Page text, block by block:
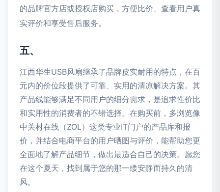
的品牌官方店或授权店购买，方便比价、查看用户真
实评价和享受售后服务。
五、
江西华生USB风扇继承了品牌皮实耐用的特点，在百
元内的价位段提供了可靠、实用的清凉解决方案。其
产品线能够满足不同用户的细分需求，是追求性价比
和实用性的消费者的不错选择。在购买前，多浏览像
中关村在线（ZOL）这类专业IT门户的产品库和报
价，并结合电商平台的用户晒图与评价，能帮助您更
全面地了解产品细节，做出最适合自己的决策。愿您
在这个夏天，找到属于您的那一缕安静而持久的清
风。